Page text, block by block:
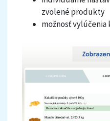
zvolené produkty
možnosť